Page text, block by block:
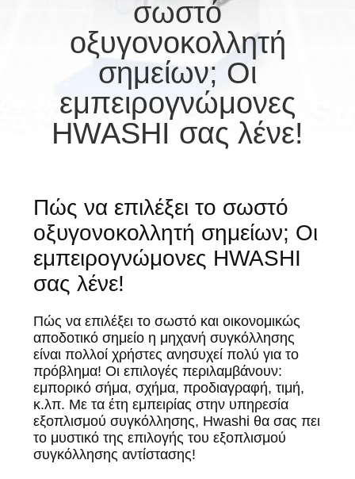
ΕΙΔΉΣΕΙΣ
ΖΗΤΉΣΤΕ
ΈΝΑ
ΑΠΌΣΠΑΣΜΑ
ΧΆΡΤΗΣ
ΙΣΤΌΤΟΠΟΥ
ΠΟΛΙΤΙΚΉ
ΜΥΣΤΙΚΌΤΗΤΑΣ
σωστό
οξυγονοκολλητή
σημείων; Οι
εμπειρογνώμονες
HWASHI σας λένε!
Πώς να επιλέξει το σωστό
οξυγονοκολλητή σημείων; Οι
εμπειρογνώμονες HWASHI
σας λένε!
Πώς να επιλέξει το σωστό και οικονομικώς
αποδοτικό σημείο η μηχανή συγκόλλησης
είναι πολλοί χρήστες ανησυχεί πολύ για το
πρόβλημα! Οι επιλογές περιλαμβάνουν:
εμπορικό σήμα, σχήμα, προδιαγραφή, τιμή,
κ.λπ. Με τα έτη εμπειρίας στην υπηρεσία
εξοπλισμού συγκόλλησης, Hwashi θα σας πει
το μυστικό της επιλογής του εξοπλισμού
συγκόλλησης αντίστασης!